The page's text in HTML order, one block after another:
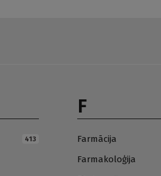
413
F
Farmācija
Farmakoloģija